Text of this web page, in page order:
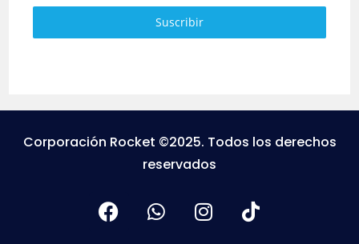
Suscribir
Corporación Rocket ©2025. Todos los derechos
reservados